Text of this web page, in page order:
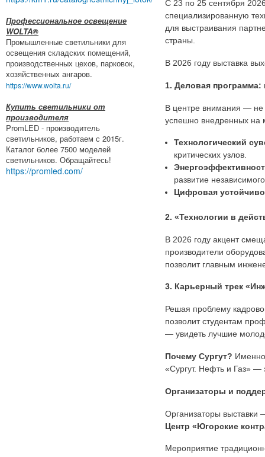
Профессиональное освещение
WOLTA®
Промышленные светильники для
освещения складских помещений,
производственных цехов, парковок,
хозяйственных ангаров.
https://www.wolta.ru/
Купить светильники от
производителя
PromLED - производитель
светильников, работаем с 2015г.
Каталог более 7500 моделей
светильников. Обращайтесь!
https://promled.com/
С 23 по 25 сентября
специализированную
для выстраивания
страны.
В 2026 году выставка
1. Деловая программа:
В центре внимания —
успешно внедренных на
Технологический
критических узлов.
развитие
Цифровая
2. «Технологии в
В 2026 году акцент
производители
позволит главным
3. Карьерный трек
Решая проблему
позволит студентам
— увидеть лучшие
Почему Сургут?
«Сургут. Нефть и Газ» —
Организаторы и
Организаторы
Центр «Югорские
Мероприятие